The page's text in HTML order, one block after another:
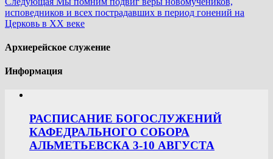
исповедников и всех пострадавших в период гонений на
Церковь в ХХ веке
Архиерейское служение
Информация
РАСПИСАНИЕ БОГОСЛУЖЕНИЙ
КАФЕДРАЛЬНОГО СОБОРА
АЛЬМЕТЬЕВСКА 3-10 АВГУСТА